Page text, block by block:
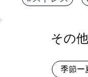
その
季節ー